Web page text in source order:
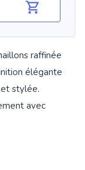
raffinée
élégante
stylée.
avec